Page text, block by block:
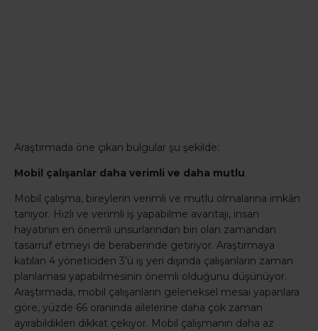
Araştırmada öne çıkan bulgular şu şekilde:
Mobil çalışanlar daha verimli ve daha mutlu
Mobil çalışma, bireylerin verimli ve mutlu olmalarına imkân
tanıyor. Hızlı ve verimli iş yapabilme avantajı, insan
hayatının en önemli unsurlarından biri olan zamandan
tasarruf etmeyi de beraberinde getiriyor. Araştırmaya
katılan 4 yöneticiden 3’ü iş yeri dışında çalışanların zaman
planlaması yapabilmesinin önemli olduğunu düşünüyor.
Araştırmada, mobil çalışanların geleneksel mesai yapanlara
göre, yüzde 66 oranında ailelerine daha çok zaman
ayırabildikleri dikkat çekiyor. Mobil çalışmanın daha az